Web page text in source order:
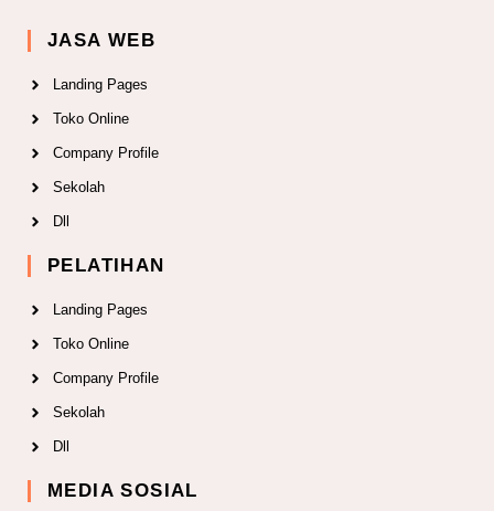
JASA WEB
Landing Pages
Toko Online
Company Profile
Sekolah
Dll
PELATIHAN
Landing Pages
Toko Online
Company Profile
Sekolah
Dll
MEDIA SOSIAL